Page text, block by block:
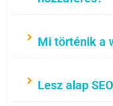
Mi történik a
Lesz alap